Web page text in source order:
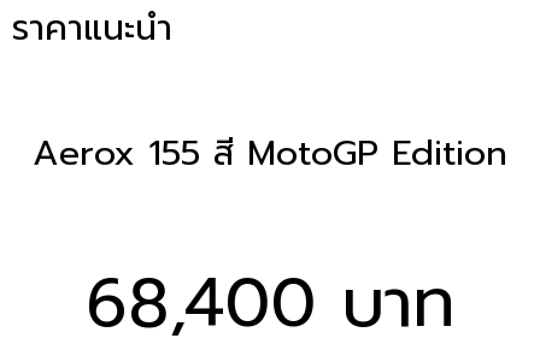
ราคาแนะนำ
Aerox 155 สี MotoGP Edition
68,400 บาท